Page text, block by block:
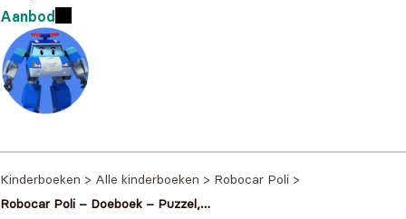
Aanbod
Kinderboeken > Alle kinderboeken > Robocar Poli >
Robocar Poli – Doeboek – Puzzel,